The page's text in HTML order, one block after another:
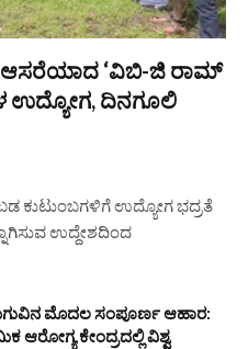
ಆಸರೆಯಾದ ‘ವಿಬಿ-ಜಿ ರಾಮ್
ಉದ್ಯೋಗ, ದಿನಗೂಲಿ
ಕುಟುಂಬಗಳಿಗೆ ಉದ್ಯೋಗ ಭದ್ರತೆ
ಉದ್ದೇಶದಿಂದ
ಮೊದಲ ಸಂಪೂರ್ಣ ಆಹಾರ:
ಆರೋಗ್ಯ ಕೇಂದ್ರದಲ್ಲಿ ವಿಶ್ವ